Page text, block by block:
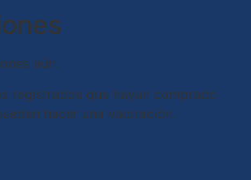
aún.
registrados que hayan comprado
hacer una valoración.